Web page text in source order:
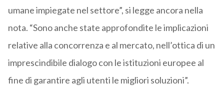
umane impiegate nel settore”, si legge ancora nella
nota. “Sono anche state approfondite le implicazioni
relative alla concorrenza e al mercato, nell’ottica di un
imprescindibile dialogo con le istituzioni europee al
fine di garantire agli utenti le migliori soluzioni”.